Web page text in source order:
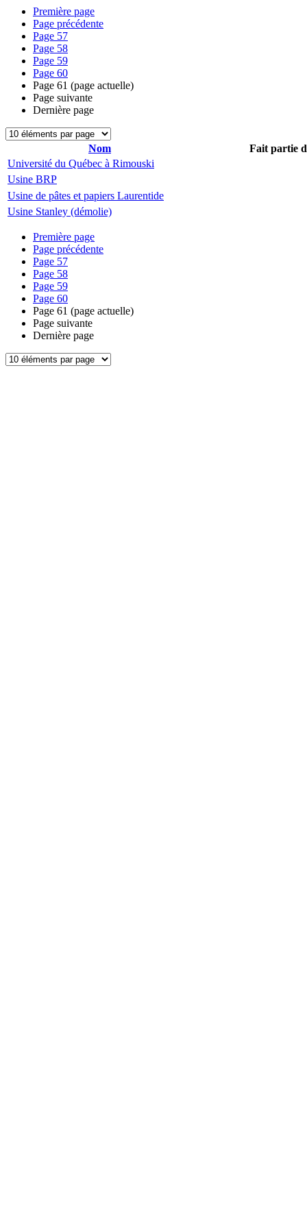
Première page
Page précédente
Page 57
Page 58
Page 59
Page 60
Page 61 (page actuelle)
Page suivante
Dernière page
Nom
Fait partie
Université du Québec à Rimouski
Usine BRP
Usine de pâtes et papiers Laurentide
Usine Stanley (démolie)
Première page
Page précédente
Page 57
Page 58
Page 59
Page 60
Page 61 (page actuelle)
Page suivante
Dernière page